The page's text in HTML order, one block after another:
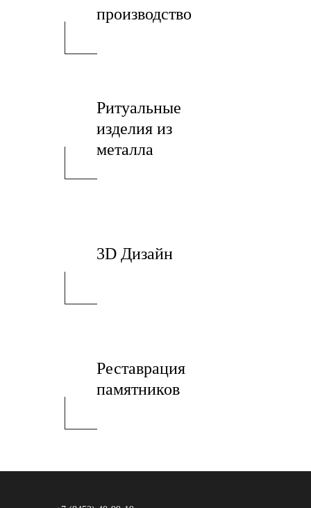
производство
Ритуальные
изделия из
металла
3D Дизайн
Реставрация
памятников